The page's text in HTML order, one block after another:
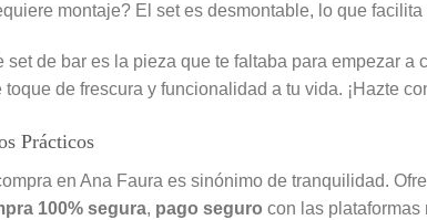
montaje? El set es desmontable, lo que
set de bar es la pieza que te faltaba para empezar
toque de frescura y funcionalidad a tu vida. ¡Hazte
Prácticos
en Ana Faura es sinónimo de tranquilidad.
100% segura, pago seguro con las plataformas